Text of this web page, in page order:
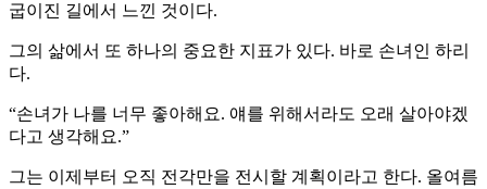
굽이진 길에서 느낀 것이다.
그의 삶에서 또 하나의 중요한 지표가 있다. 바로 손녀인 하리
다.
“손녀가 나를 너무 좋아해요. 얘를 위해서라도 오래 살아야겠
다고 생각해요.”
그는 이제부터 오직 전각만을 전시할 계획이라고 한다. 올여름